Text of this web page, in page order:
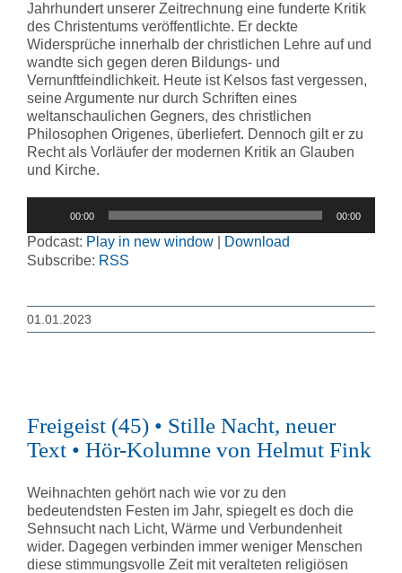
Jahrhundert unserer Zeitrechnung eine funderte Kritik
des Christentums veröffentlichte. Er deckte
Widersprüche innerhalb der christlichen Lehre auf und
wandte sich gegen deren Bildungs- und
Vernunftfeindlichkeit. Heute ist Kelsos fast vergessen,
seine Argumente nur durch Schriften eines
weltanschaulichen Gegners, des christlichen
Philosophen Origenes, überliefert. Dennoch gilt er zu
Recht als Vorläufer der modernen Kritik an Glauben
und Kirche.
00:00 00:00
Podcast: Play in new window
Download
Subscribe: RSS
01.01.2023
Freigeist (45) • Stille Nacht, neuer
Text • Hör-Kolumne von Helmut Fink
Weihnachten gehört nach wie vor zu den
bedeutendsten Festen im Jahr, spiegelt es doch die
Sehnsucht nach Licht, Wärme und Verbundenheit
wider. Dagegen verbinden immer weniger Menschen
diese stimmungsvolle Zeit mit veralteten religiösen